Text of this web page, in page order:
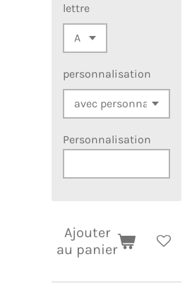
lettre
personnalisation
Personnalisation
Ajouter
au panier